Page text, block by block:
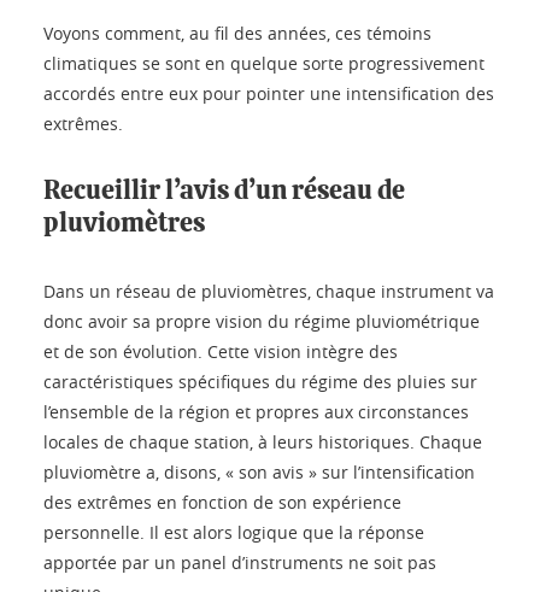
Voyons comment, au fil des années, ces témoins
climatiques se sont en quelque sorte progressivement
accordés entre eux pour pointer une intensification des
extrêmes.
Recueillir l’avis d’un réseau de
pluviomètres
Dans un réseau de pluviomètres, chaque instrument va
donc avoir sa propre vision du régime pluviométrique
et de son évolution. Cette vision intègre des
caractéristiques spécifiques du régime des pluies sur
l’ensemble de la région et propres aux circonstances
locales de chaque station, à leurs historiques. Chaque
pluviomètre a, disons, « son avis » sur l’intensification
des extrêmes en fonction de son expérience
personnelle. Il est alors logique que la réponse
apportée par un panel d’instruments ne soit pas